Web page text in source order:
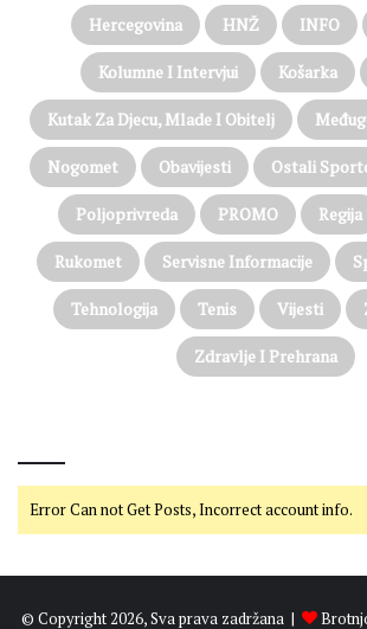
Hercegovina HNŽ INFO
Kolumne I Intervjui Košarka
Kutak Za Djecu, Mlade I Obitelj
Nogomet Obavijesti Ostali
Poljoprivreda PROMO Regija
Rukomet Servisne Informacije
Tehnologija Tenis Vijesti
Zdravlje I Prehrana
Error Can not Get Posts, Incorrect account info.
© Copyright 2026, Sva prava zadržana |